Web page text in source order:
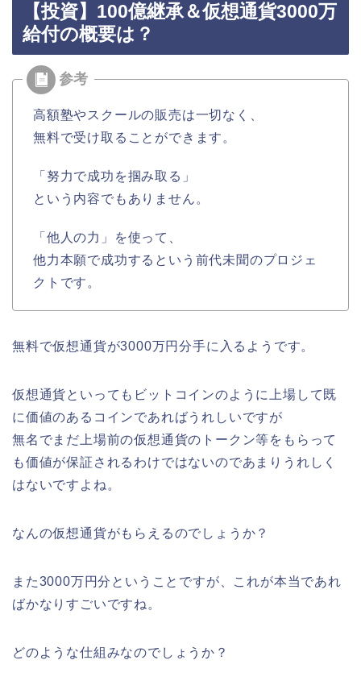
【投資】100億継承＆仮想通貨3000万
給付の概要は？
高額塾やスクールの販売は一切なく、
無料で受け取ることができます。
「努力で成功を掴み取る」
という内容でもありません。
「他人の力」を使って、
他力本願で成功するという前代未聞のプロジェ
クトです。
無料で仮想通貨が3000万円分手に入るようです。
仮想通貨といってもビットコインのように上場して既
に価値のあるコインであればうれしいですが
無名でまだ上場前の仮想通貨のトークン等をもらって
も価値が保証されるわけではないのであまりうれしく
はないですよね。
なんの仮想通貨がもらえるのでしょうか？
また3000万円分ということですが、これが本当であれ
ばかなりすごいですね。
どのような仕組みなのでしょうか？